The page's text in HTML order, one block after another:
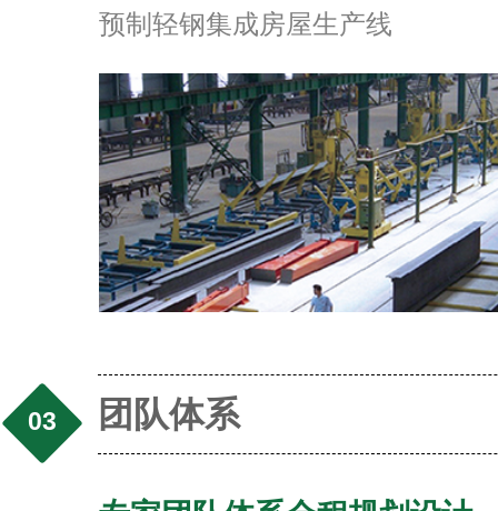
预制轻钢集成房屋生产线
03 团队体系